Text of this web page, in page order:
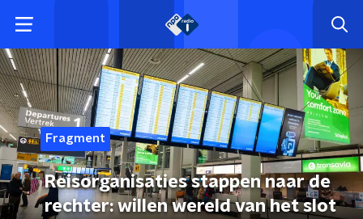
Fragment
Reisorganisaties stappen naar de
rechter: willen wereld van het slot